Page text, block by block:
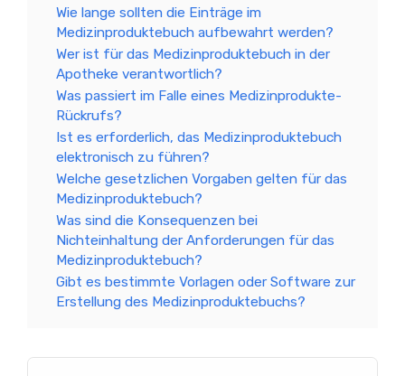
Wie lange sollten die Einträge im
Medizinproduktebuch aufbewahrt werden?
Wer ist für das Medizinproduktebuch in der
Apotheke verantwortlich?
Was passiert im Falle eines Medizinprodukte-
Rückrufs?
Ist es erforderlich, das Medizinproduktebuch
elektronisch zu führen?
Welche gesetzlichen Vorgaben gelten für das
Medizinproduktebuch?
Was sind die Konsequenzen bei
Nichteinhaltung der Anforderungen für das
Medizinproduktebuch?
Gibt es bestimmte Vorlagen oder Software zur
Erstellung des Medizinproduktebuchs?